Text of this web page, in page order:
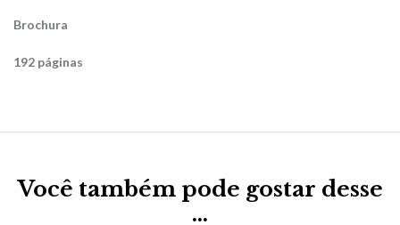
Brochura
192 páginas
Você também pode gostar desse
…